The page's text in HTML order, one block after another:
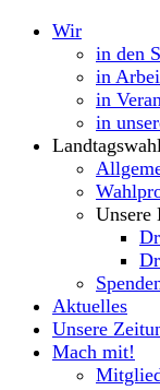
Wir
in den
in
in
in
Unsere
Aktuelles
Unsere
Mach mit!